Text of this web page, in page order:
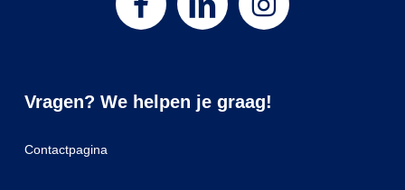
Vragen? We helpen je graag!
Contactpagina